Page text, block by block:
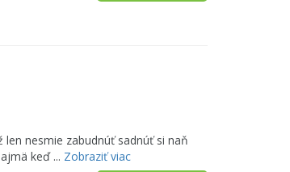
nesmie zabudnúť sadnúť si naň
keď ... Zobraziť viac